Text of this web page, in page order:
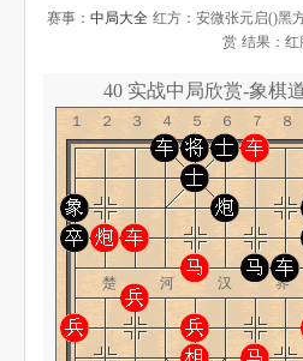
象棋小游戏
赛事： 中局大全 红方：安微张元启()黑
赏 结果：红
40 实战中局欣赏-象棋
１２３４５６７
楚 河 汉 界